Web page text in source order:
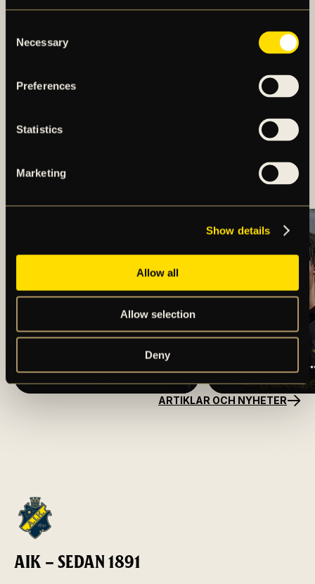
Selection
Necessary
Preferences
Statistics
Marketing
Show details
Allow all
Allow selection
Deny
ÖRGRYTE IS
BORTARESEINFO:
NANA-KOFI
AIK FOTBOLL
ARTIKLAR OCH NYHETER
AIK – SEDAN 1891